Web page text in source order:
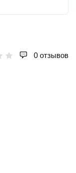
0 отзывов